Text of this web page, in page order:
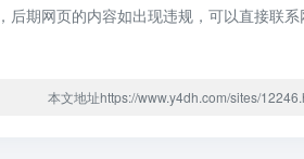
期网页的内容如出现违规，可以直接联
本文地址https://www.y4dh.com/sites/